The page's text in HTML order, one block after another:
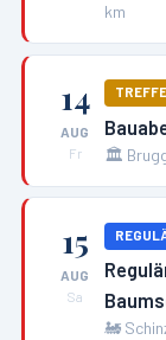
km
14
AUG
Fr
🏛️
15
AUG
Sa
🚂